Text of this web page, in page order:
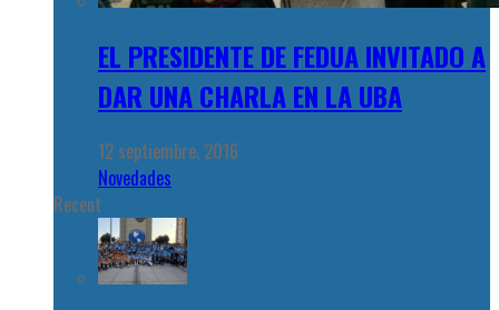
EL PRESIDENTE DE FEDUA INVITADO A
DAR UNA CHARLA EN LA UBA
12 septiembre, 2016
Novedades
Recent